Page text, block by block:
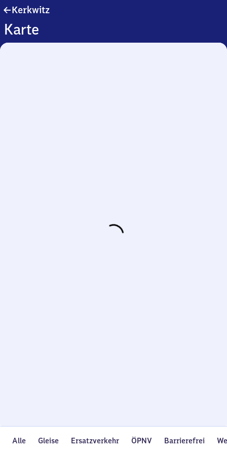
Kerkwitz
Karte
Alle Gleise Ersatzverkehr ÖPNV Barrierefrei